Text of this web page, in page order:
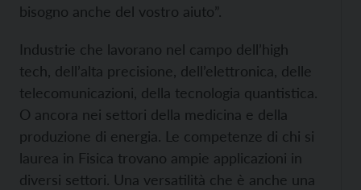
bisogno anche del vostro aiuto”.
Industrie che lavorano nel campo dell’high
tech, dell’alta precisione, dell’elettronica, delle
telecomunicazioni, della tecnologia quantistica.
O ancora nei settori della medicina e della
produzione di energia. Le competenze di chi si
laurea in Fisica trovano ampie applicazioni in
diversi settori. Una versatilità che è anche una